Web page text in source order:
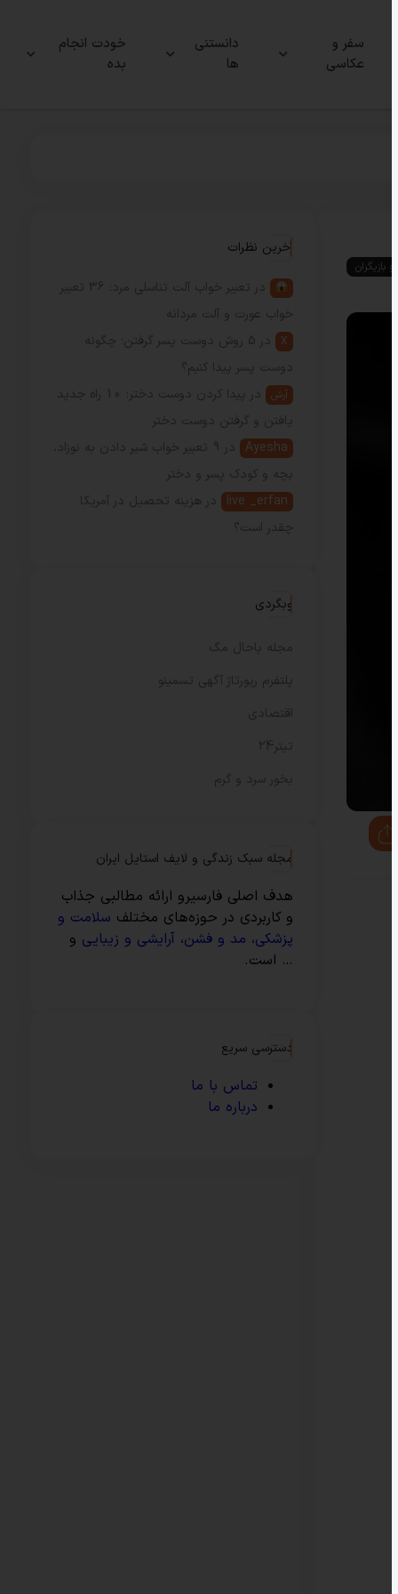
سفر و
عکاسی
دانستنی
ها
خودت انجام
بده
و بازیگران
آخرین نظرات
در
تعبیر خواب آلت تناسلی مرد: 36 تعبیر
خواب عورت و آلت مردانه
X در
5 روش دوست پسر گرفتن؛ چگونه
دوست پسر پیدا کنیم؟
آرش در
پیدا کردن دوست دختر: 10 راه جدید
یافتن و گرفتن دوست دختر
Ayesha
در
9 تعبیر خواب شیر دادن به نوزاد،
بچه و کودک پسر و دختر
live _erfan
در
هزینه تحصیل در آمریکا
چقدر است؟
وبگردی
مجله باحال مگ
پلتفرم رپورتاژ آگهی تسمینو
اقتصادی
تیتر24
بخور سرد و گرم
مجله سبک زندگی و لایف استایل ایران
هدف اصلی فارسیرو ارائه مطالبی جذاب
و کاربردی در حوزه‌های مختلف سلامت و
پزشکی، مد و فشن، آرایشی و زیبایی و
… است.
دسترسی سریع
تماس با ما
درباره ما